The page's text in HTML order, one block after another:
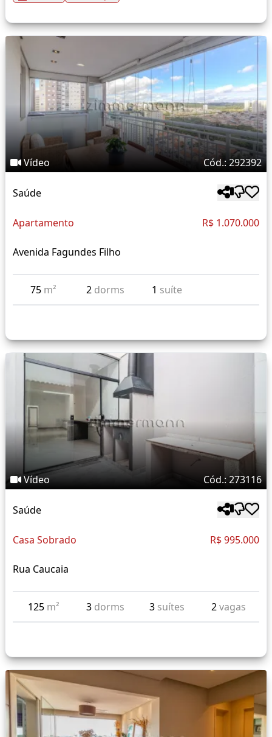
Vídeo Cód.: 292392
Saúde
Apartamento R$ 1.070.000
Avenida Fagundes Filho
75 m² 2 dorms 1 suíte
Vídeo Cód.: 273116
Saúde
Casa Sobrado R$ 995.000
Rua Caucaia
125 m² 3 dorms 3 suítes 2vagas